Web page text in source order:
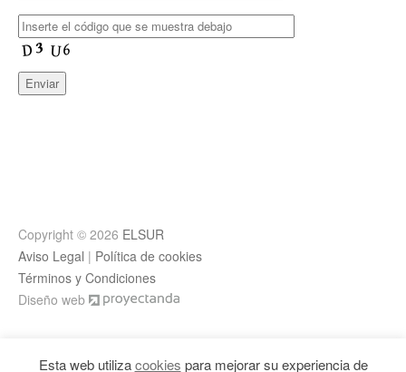
Copyright © 2026 ELSUR
Aviso Legal | Política de cookies
Términos y Condiciones
Diseño web
Esta web utilizacookies para mejorar su experiencia de